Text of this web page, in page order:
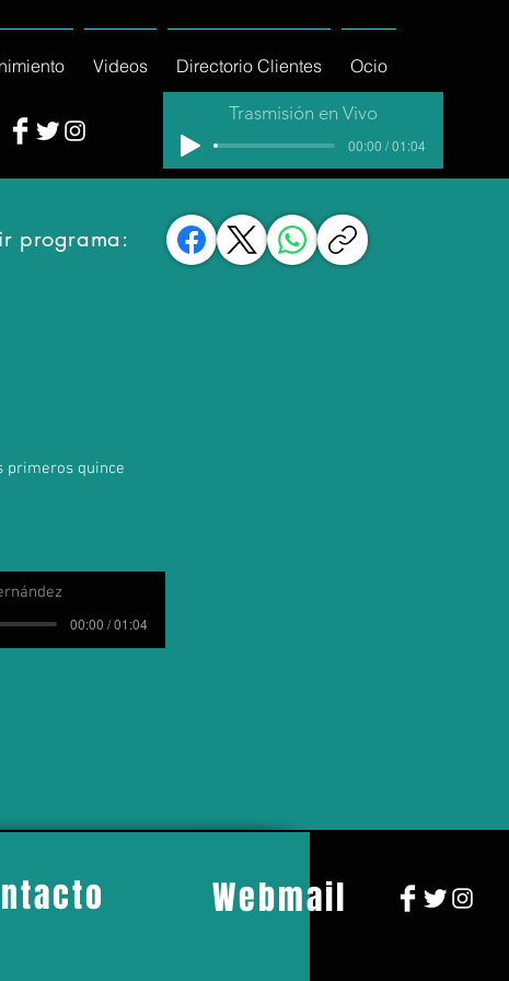
Videos Directorio Clientes Ocio
Trasmisión en Vivo
00:00 / 01:04
programa:
primeros quince
00:00 / 01:04
Webmail